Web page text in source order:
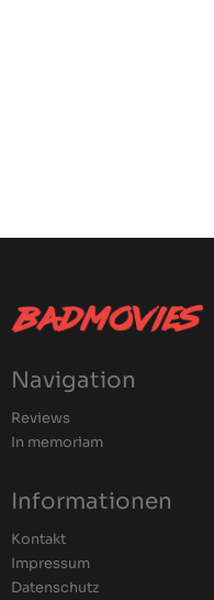
Navigation
Reviews
In memoriam
Informationen
Kontakt
Impressum
Datenschutz